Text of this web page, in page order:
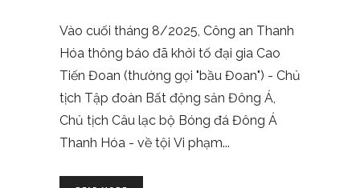
Vào cuối tháng 8/2025, Công an Thanh
Hóa thông báo đã khởi tố đại gia Cao
Tiến Đoan (thường gọi "bầu Đoan") - Chủ
tịch Tập đoàn Bất động sản Đông Á,
Chủ tịch Câu lạc bộ Bóng đá Đông Á
Thanh Hóa - về tội Vi phạm